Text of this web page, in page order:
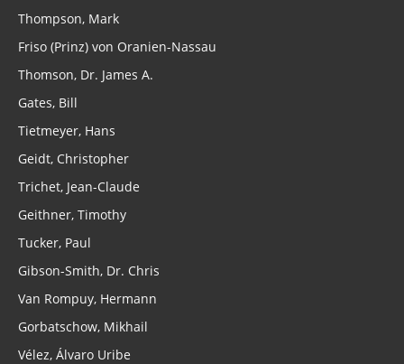
Thompson, Mark
Friso (Prinz) von Oranien-Nassau
Thomson, Dr. James A.
Gates, Bill
Tietmeyer, Hans
Geidt, Christopher
Trichet, Jean-Claude
Geithner, Timothy
Tucker, Paul
Gibson-Smith, Dr. Chris
Van Rompuy, Hermann
Gorbatschow, Mikhail
Vélez, Álvaro Uribe